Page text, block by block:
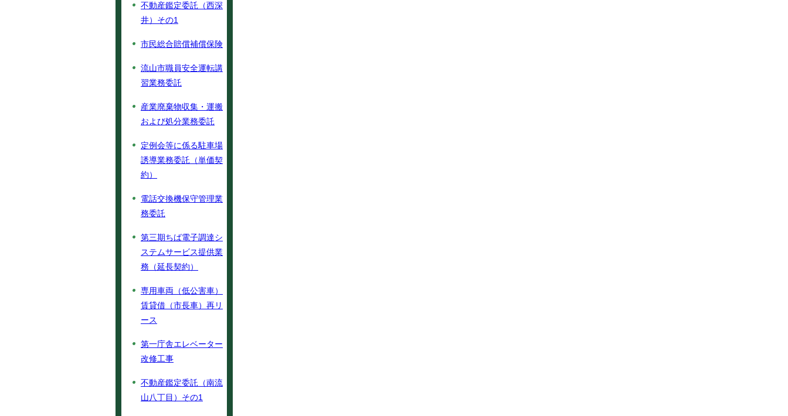
不動産鑑定委託（西深
井）その1
市民総合賠償補償保険
流山市職員安全運転講
習業務委託
産業廃棄物収集・運搬
および処分業務委託
定例会等に係る駐車場
誘導業務委託（単価契
約）
電話交換機保守管理業
務委託
第三期ちば電子調達シ
ステムサービス提供業
務（延長契約）
専用車両（低公害車）
賃貸借（市長車）再リ
ース
第一庁舎エレベーター
改修工事
不動産鑑定委託（南流
山八丁目）その1